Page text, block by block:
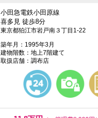
小田急電鉄小田原線
喜多見 徒歩8分
東京都狛江市岩戸南３丁目1-22
築年月：1995年3月
建物階数：地上7階建て
取扱店舗：調布店